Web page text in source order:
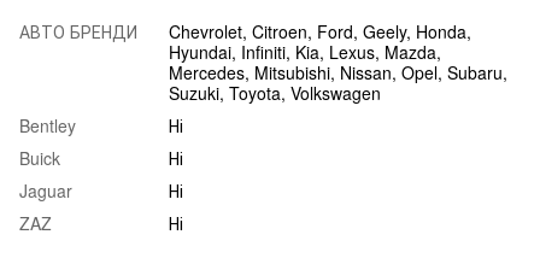
АВТО БРЕНДИ
Chevrolet, Citroen, Ford, Geely, Honda,
Hyundai, Infiniti, Kia, Lexus, Mazda,
Mercedes, Mitsubishi, Nissan, Opel, Subaru,
Suzuki, Toyota, Volkswagen
Bentley
Ні
Buick
Ні
Jaguar
Ні
ZAZ
Ні